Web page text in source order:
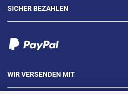
SICHER BEZAHLEN
WIR VERSENDEN MIT